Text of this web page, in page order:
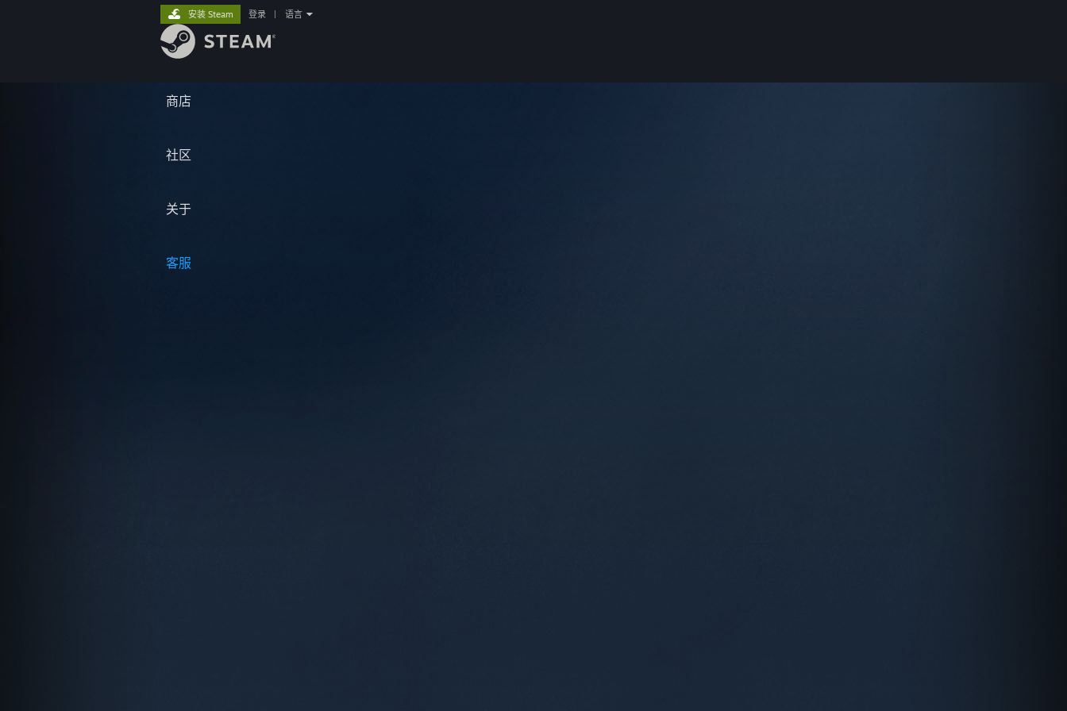
商店
社区
关于
客服
安装 Steam 登录 语言